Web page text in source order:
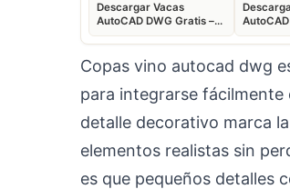
Descargar Vacas
AutoCAD DWG Gratis –
Bloques Ganaderos 2D
Fauna
Copas vino autocad dwg
para integrarse
detalle decorativo marca
elementos realistas sin
es que pequeños detalles